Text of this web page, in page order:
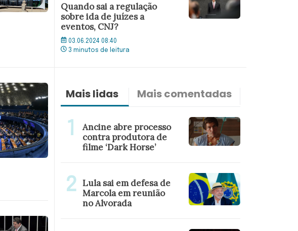
Quando sai a regulação
sobre ida de juízes a
eventos, CNJ?
03.06.2024 08:40
3 minutos de leitura
Mais lidas Mais comentadas
Ancine abre processo
contra produtora de
filme ‘Dark Horse’
Lula sai em defesa de
Marcola em reunião
no Alvorada